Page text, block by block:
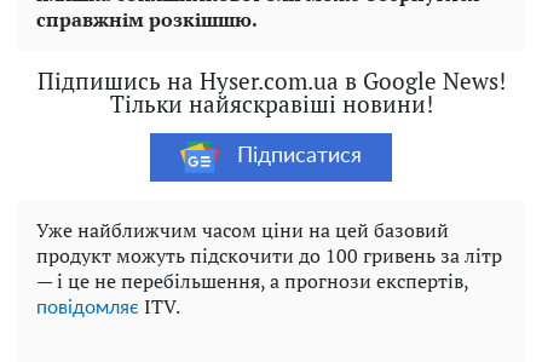
справжнім розкішшю.
Підпишись на Hyser.com.ua в Google News!
Тільки найяскравіші новини!
Підписатися
Уже найближчим часом ціни на цей базовий
продукт можуть підскочити до 100 гривень за літр
— і це не перебільшення, а прогнози експертів,
повідомляє ITV.